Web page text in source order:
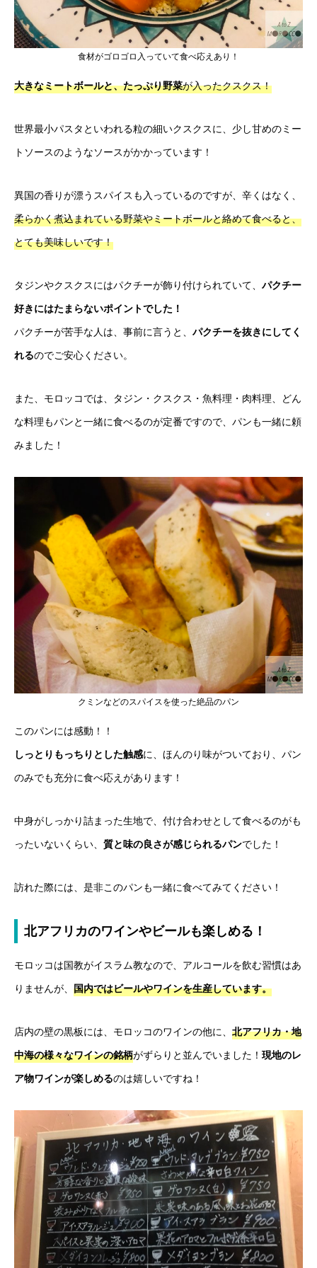
食材がゴロゴロ入っていて食べ応えあり！
大きなミートボールと、たっぷり野菜が入ったクスクス！
世界最小パスタといわれる粒の細いクスクスに、少し甘めのミー
トソースのようなソースがかかっています！
異国の香りが漂うスパイスも入っているのですが、辛くはなく、
柔らかく煮込まれている野菜やミートボールと絡めて食べると、
とても美味しいです！
タジンやクスクスにはパクチーが飾り付けられていて、 パクチー
好きにはたまらないポイントでした！
パクチーが苦手な人は、事前に言うと、 パクチーを抜きにしてく
れるのでご安心ください。
また、モロッコでは、タジン・クスクス・魚料理・肉料理、どん
な料理もパンと一緒に食べるのが定番ですので、パンも一緒に頼
みました！
クミンなどのスパイスを使った絶品のパン
このパンには感動！！
しっとりもっちりとした触感に、ほんのり味がついており、パン
のみでも充分に食べ応えがあります！
中身がしっかり詰まった生地で、付け合わせとして食べるのがも
ったいないくらい、 質と味の良さが感じられるパンでした！
訪れた際には、是非このパンも一緒に食べてみてください！
北アフリカのワインやビールも楽しめる！
モロッコは国教がイスラム教なので、アルコールを飲む習慣はあ
りませんが、 国内ではビールやワインを生産しています。
店内の壁の黒板には、モロッコのワインの他に、 北アフリカ・地
中海の様々なワインの銘柄がずらりと並んでいました！ 現地のレ
ア物ワインが楽しめるのは嬉しいですね！